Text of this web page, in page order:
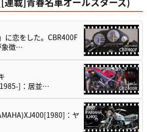
に恋をした。CBR400F
象徴…
]：居並…
：ヤ